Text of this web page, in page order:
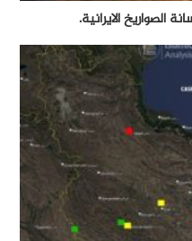
الصواريخ الايرانية.